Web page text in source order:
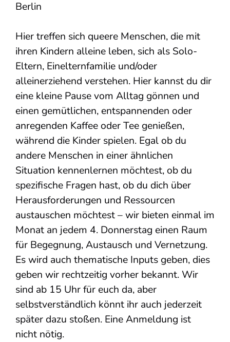
Berlin
Hier treffen sich queere Menschen, die mit
ihren Kindern alleine leben, sich als Solo-
Eltern, Einelternfamilie und/oder
alleinerziehend verstehen. Hier kannst du dir
eine kleine Pause vom Alltag gönnen und
einen gemütlichen, entspannenden oder
anregenden Kaffee oder Tee genießen,
während die Kinder spielen. Egal ob du
andere Menschen in einer ähnlichen
Situation kennenlernen möchtest, ob du
spezifische Fragen hast, ob du dich über
Herausforderungen und Ressourcen
austauschen möchtest – wir bieten einmal im
Monat an jedem 4. Donnerstag einen Raum
für Begegnung, Austausch und Vernetzung.
Es wird auch thematische Inputs geben, dies
geben wir rechtzeitig vorher bekannt. Wir
sind ab 15 Uhr für euch da, aber
selbstverständlich könnt ihr auch jederzeit
später dazu stoßen. Eine Anmeldung ist
nicht nötig.